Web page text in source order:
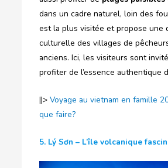
dans un cadre naturel, loin des
est la plus visitée et propose une
culturelle des villages de
anciens. Ici, les visiteurs sont
profiter de l’essence authentique
||>Voyage au vietnam en famille
que faire?
5. Lý Sơn – L’île volcanique